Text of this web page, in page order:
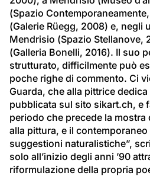
(Spazio
(Galerie Rüegg, 2008) e, negli
Mendrisio (Spazio Stellanove,
(Galleria Bonelli, 2016). Il suo
strutturato, difficilmente può
poche righe di commento. Ci
Guarda, che alla pittrice
pubblicata sul sito sikart.ch, e
periodo che precede la mostra
alla pittura, e il contemporaneo
suggestioni naturalistiche”,
solo all’inizio degli anni ’90
riformulazione della propria